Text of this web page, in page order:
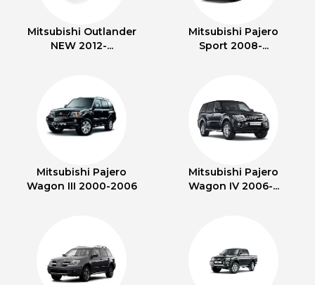
Mitsubishi Outlander
NEW 2012-...
Mitsubishi Pajero
Sport 2008-...
Mitsubishi Pajero
Wagon III 2000-2006
Mitsubishi Pajero
Wagon IV 2006-...